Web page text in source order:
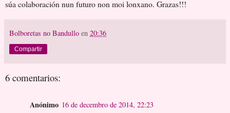
súa colaboración nun futuro non moi lonxano. Grazas!!!
Bolboretas no Bandullo en 20:36
Compartir
6 comentarios:
Anónimo 16 de decembro de 2014, 22:23